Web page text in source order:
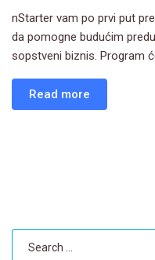
nStarter vam po prvi put
da pomogne budućim
sopstveni biznis. Program
Read more